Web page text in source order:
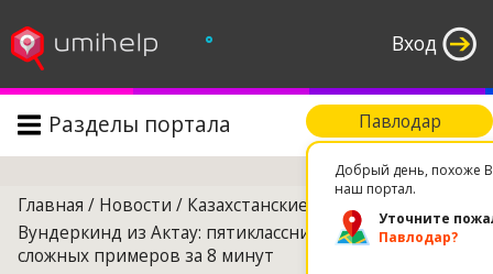
Вход
°
Павлодар
Добрый день, похоже
наш портал.
Уточните
Павлодар?
Разделы портала Поиск
Главная / Новости / Казахстанские
Вундеркинд из Актау: пятиклассница решила 200
сложных примеров за 8 минут